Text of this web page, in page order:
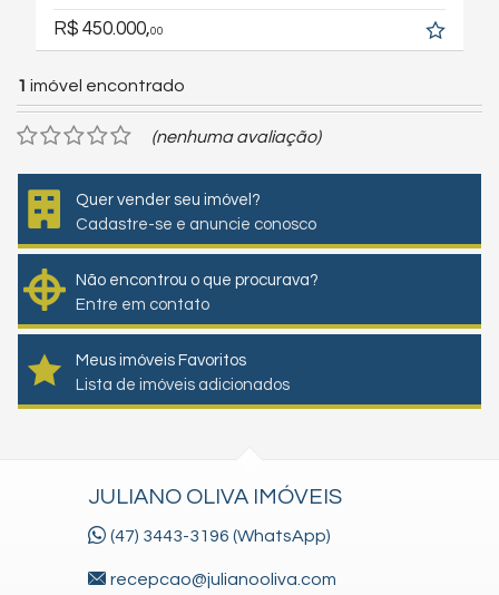
R$ 450.000,00
1 imóvel encontrado
(nenhuma avaliação)
Quer vender seu imóvel?
Cadastre-se e anuncie conosco
Não encontrou o que procurava?
Entre em contato
Meus imóveis Favoritos
Lista de imóveis adicionados
JULIANO OLIVA IMÓVEIS
(47) 3443-3196 (WhatsApp)
recepcao@julianooliva.com